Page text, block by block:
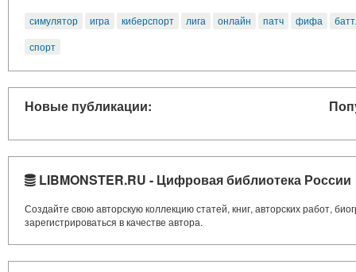
симулятор игра киберспорт лига онлайн патч фифа
спорт
Новые публикации:
LIBMONSTER.RU - Цифровая библиотека России
Создайте свою авторскую коллекцию статей, книг, авторских работ,
зарегистрироваться в качестве автора.